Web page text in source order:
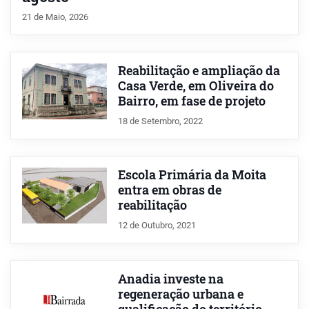
21 de Maio, 2026
Reabilitação e ampliação da
Casa Verde, em Oliveira do
Bairro, em fase de projeto
18 de Setembro, 2022
Escola Primária da Moita
entra em obras de
reabilitação
12 de Outubro, 2021
Anadia investe na
regeneração urbana e